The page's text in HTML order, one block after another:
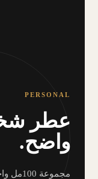
PERSONAL
عطر
واضح.
مجموعة 100مل واختبارات صغيرة قبل القرار.